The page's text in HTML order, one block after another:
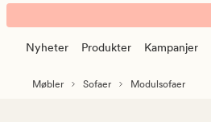
Juno
modul
åpen
Venstre
banner.
KlikkNyheter Produkter Kampanjer
Møbler Sofaer Modulsofaer